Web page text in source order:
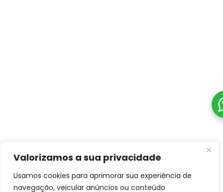
Valorizamos a sua privacidade
Usamos cookies para aprimorar sua experiência de
navegação, veicular anúncios ou conteúdo